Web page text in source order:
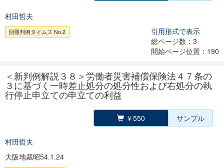
村田哲夫
別冊判例タイムズ No.2
引用形式で表示
総ページ数：3
開始ページ位置：190
＜新判例解説３８＞労働者災害補償保険法４７条の
３に基づく一時差止処分の処分性および右処分の執
行停止申立ての申立ての利益
￥550 サンプル
村田哲夫
大阪地裁昭54.1.24